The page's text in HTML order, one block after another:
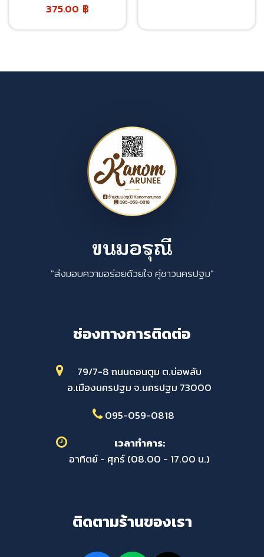
375.00 ฿
ขนมอรุณี
"ส่งมอบความอร่อยด้วยใจ คู่ชาวนครปฐม"
ช่องทางการติดต่อ
79/7-8 ถนนดอนตูม ต.บ่อพลับ
อ.เมืองนครปฐม จ.นครปฐม 73000
095-059-0818
เวลาทำการ:
อาทิตย์ - ศุกร์ (08.00 - 17.00 น.)
ติดตามร้านของเรา